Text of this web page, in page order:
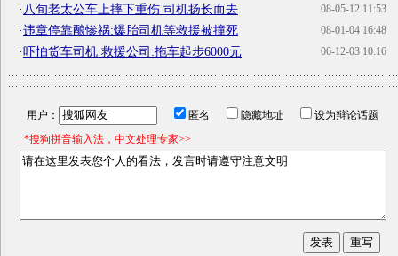
08-05-12 11:53
· 八旬老太公车上摔下重伤 司机扬长而去
08-01-04 16:48
·违章停靠酿惨祸:爆胎司机等救援被撞死
06-12-03 10:16
·吓怕货车司机 救援公司:拖车起步6000元
用户： 匿名 隐藏地址
设为辩论话题
*搜狗拼音输入法，中文处理专家>>